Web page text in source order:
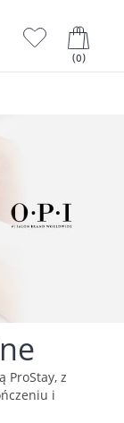
(0)
ProStay, z
i